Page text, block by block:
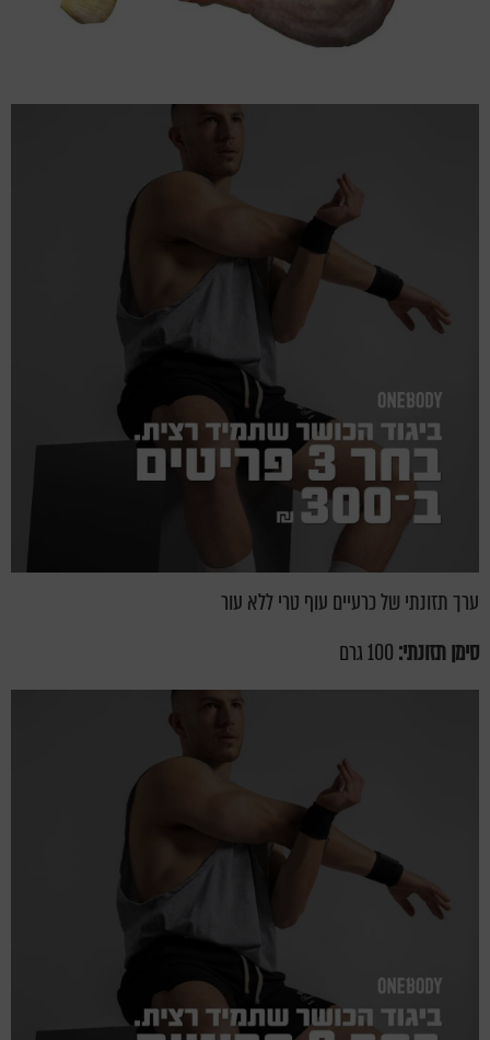
ערך תזונתי של כרעיים עוף טרי ללא עור
סימן תזונתי: 100 גרם